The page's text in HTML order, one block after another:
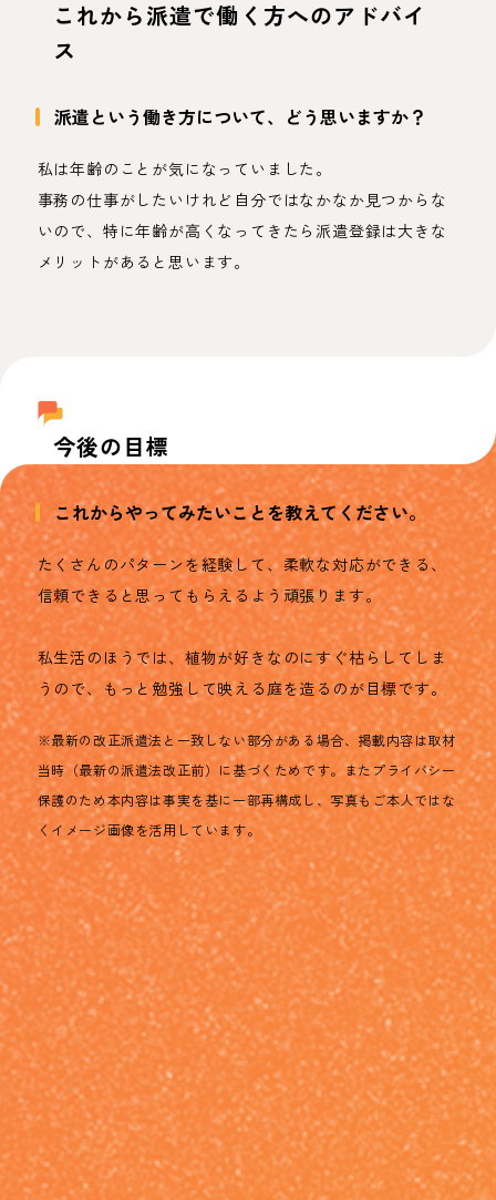
これから派遣で働く方へのアドバイ
ス
派遣という働き方について、どう思いますか？
私は年齢のことが気になっていました。
事務の仕事がしたいけれど自分ではなかなか見つからな
いので、特に年齢が高くなってきたら派遣登録は大きな
メリットがあると思います。
今後の目標
これからやってみたいことを教えてください。
たくさんのパターンを経験して、柔軟な対応ができる、
信頼できると思ってもらえるよう頑張ります。
私生活のほうでは、植物が好きなのにすぐ枯らしてしま
うので、もっと勉強して映える庭を造るのが目標です。
※最新の改正派遣法と一致しない部分がある場合、掲載内容は取材
当時（最新の派遣法改正前）に基づくためです。またプライバシー
保護のため本内容は事実を基に一部再構成し、写真もご本人ではな
くイメージ画像を活用しています。